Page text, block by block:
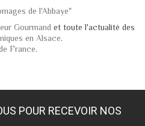
de l'Abbaye"
Gourmand et toute l'actualité des
en Alsace.
France.
POUR RECEVOIR NOS